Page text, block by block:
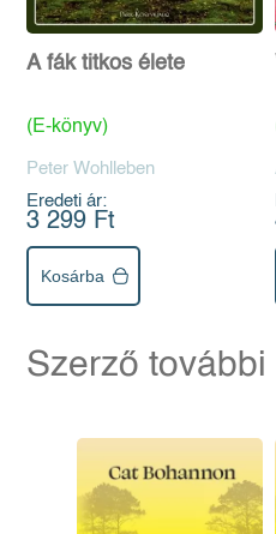
A fák titkos élete
(E-könyv)
Peter Wohlleben
Eredeti ár:
3 299 Ft
Kosárba
Szerző további